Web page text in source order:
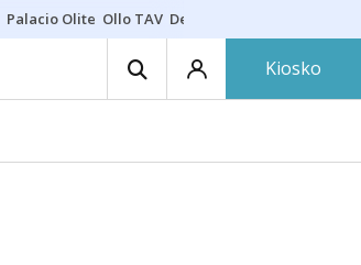
Palacio Olite Ollo TAV Derrama vecinos
Kiosko